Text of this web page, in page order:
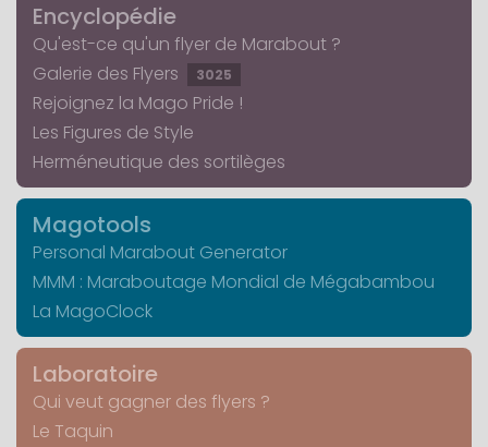
Encyclopédie
Qu'est-ce qu'un flyer de Marabout ?
Galerie des Flyers
3025
Rejoignez la Mago Pride !
Les Figures de Style
Herméneutique des sortilèges
Magotools
Personal Marabout Generator
MMM : Maraboutage Mondial de Mégabambou
La MagoClock
Laboratoire
Qui veut gagner des flyers ?
Le Taquin